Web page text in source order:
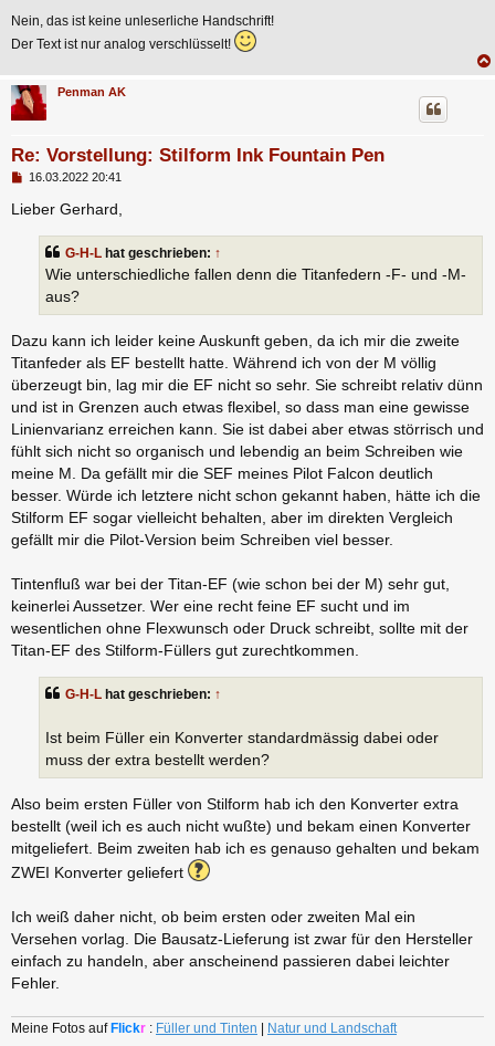
Nein, das ist keine unleserliche Handschrift!
Der Text ist nur analog verschlüsselt!
Penman AK
Re: Vorstellung: Stilform Ink Fountain Pen
B
i
16.03.2022 20:41
Lieber Gerhard,
G-H-L hat geschrieben: ↑
Wie unterschiedliche fallen denn die Titanfedern -F- und -M-
aus?
Dazu kann ich leider keine Auskunft geben, da ich mir die zweite
Titanfeder als EF bestellt hatte. Während ich von der M völlig
überzeugt bin, lag mir die EF nicht so sehr. Sie schreibt relativ dünn
und ist in Grenzen auch etwas flexibel, so dass man eine gewisse
Linienvarianz erreichen kann. Sie ist dabei aber etwas störrisch und
fühlt sich nicht so organisch und lebendig an beim Schreiben wie
meine M. Da gefällt mir die SEF meines Pilot Falcon deutlich
besser. Würde ich letztere nicht schon gekannt haben, hätte ich die
Stilform EF sogar vielleicht behalten, aber im direkten Vergleich
gefällt mir die Pilot-Version beim Schreiben viel besser.
Tintenfluß war bei der Titan-EF (wie schon bei der M) sehr gut,
keinerlei Aussetzer. Wer eine recht feine EF sucht und im
wesentlichen ohne Flexwunsch oder Druck schreibt, sollte mit der
Titan-EF des Stilform-Füllers gut zurechtkommen.
G-H-L hat geschrieben: ↑
Ist beim Füller ein Konverter standardmässig dabei oder
muss der extra bestellt werden?
Also beim ersten Füller von Stilform hab ich den Konverter extra
bestellt (weil ich es auch nicht wußte) und bekam einen Konverter
mitgeliefert. Beim zweiten hab ich es genauso gehalten und bekam
ZWEI Konverter geliefert
Ich weiß daher nicht, ob beim ersten oder zweiten Mal ein
Versehen vorlag. Die Bausatz-Lieferung ist zwar für den Hersteller
einfach zu handeln, aber anscheinend passieren dabei leichter
Fehler.
Meine Fotos auf Flickr : Füller und Tinten Natur und Landschaft